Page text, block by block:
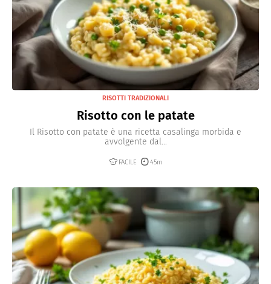
RISOTTI TRADIZIONALI
Risotto con le patate
Il Risotto con patate è una ricetta casalinga morbida e
avvolgente dal...
FACILE 45m